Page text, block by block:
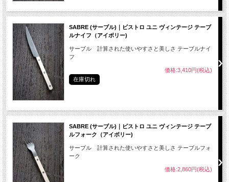
SABRE (サーブル)｜ビストロ ユニ ヴィンテージ テーブ
ルナイフ（アイボリー)
サーブル 計算された使いやすさと美しさ テーブルナイ
フ
価格:3,410円(税込)
在庫切れ
SABRE (サーブル)｜ビストロ ユニ ヴィンテージ テーブ
ルフォーク（アイボリー)
サーブル 計算された使いやすさと美しさ テーブルフォ
ーク
価格:2,860円(税込)